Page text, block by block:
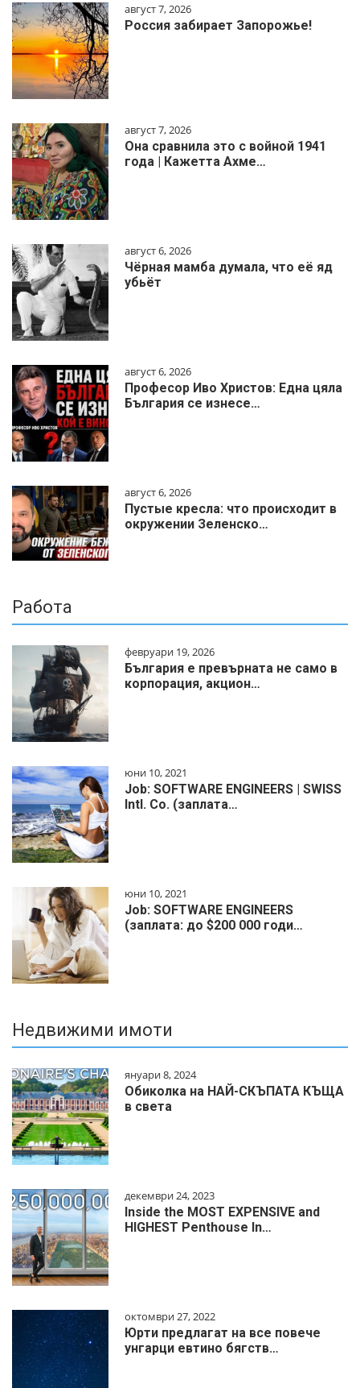
август 7, 2026
Россия забирает Запорожье!
август 7, 2026
Она сравнила это с войной 1941
года | Кажетта Ахме…
август 6, 2026
Чёрная мамба думала, что её яд
убьёт
август 6, 2026
Професор Иво Христов: Една цяла
България се изнесе…
август 6, 2026
Пустые кресла: что происходит в
окружении Зеленско…
Работа
февруари 19, 2026
България е превърната не само в
корпорация, акцион…
юни 10, 2021
Job: SOFTWARE ENGINEERS | SWISS
Intl. Co. (заплата…
юни 10, 2021
Job: SOFTWARE ENGINEERS
(заплата: до $200 000 годи…
Недвижими имоти
януари 8, 2024
Обиколка на НАЙ-СКЪПАТА КЪЩА
в света
декември 24, 2023
Inside the MOST EXPENSIVE and
HIGHEST Penthouse In…
октомври 27, 2022
Юрти предлагат на все повече
унгарци евтино бягств…